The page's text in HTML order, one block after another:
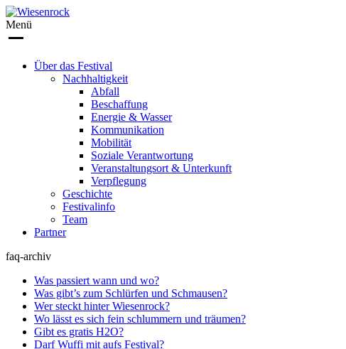
Menü
Über das Festival
Nachhaltigkeit
Abfall
Beschaffung
Energie & Wasser
Kommunikation
Mobilität
Soziale Verantwortung
Veranstaltungsort & Unterkunft
Verpflegung
Geschichte
Festivalinfo
Team
Partner
faq-archiv
Was passiert wann und wo?
Was gibt’s zum Schlürfen und Schmausen?
Wer steckt hinter Wiesenrock?
Wo lässt es sich fein schlummern und träumen?
Gibt es gratis H2O?
Darf Wuffi mit aufs Festival?